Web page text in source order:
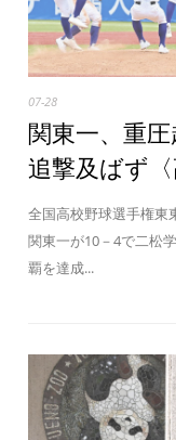
07-28
関東一、重
追撃及ばず〈
全国高校野球選手権東
関東一が10－4で二松
覇を達成...